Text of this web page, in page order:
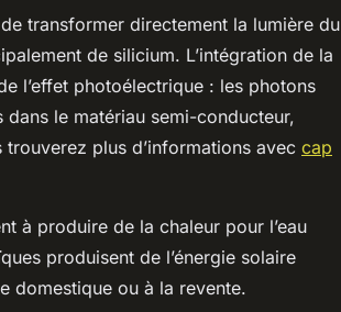
transformer directement la lumière du
de silicium. L’intégration de la
l’effet photoélectrique : les photons
le matériau semi-conducteur,
plus d’informations avec cap
à produire de la chaleur pour l’eau
produisent de l’énergie solaire
domestique ou à la revente.